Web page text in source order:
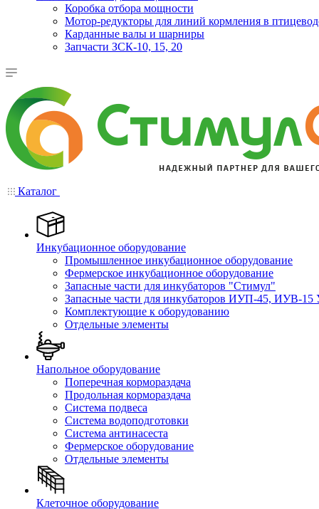
Коробка отбора мощности
Мотор-редукторы для линий кормления в
Карданные валы и шарниры
Запчасти ЗСК-10, 15, 20
Каталог
Инкубационное оборудование
Промышленное инкубационное оборудование
Фермерское инкубационное оборудование
Запасные части для инкубаторов "Стимул"
Запасные части для инкубаторов ИУП-45, ИУВ-15
Комплектующие к оборудованию
Отдельные элементы
Напольное оборудование
Поперечная кормораздача
Продольная кормораздача
Система подвеса
Система водоподготовки
Система антинасеста
Фермерское оборудование
Отдельные элементы
Клеточное оборудование